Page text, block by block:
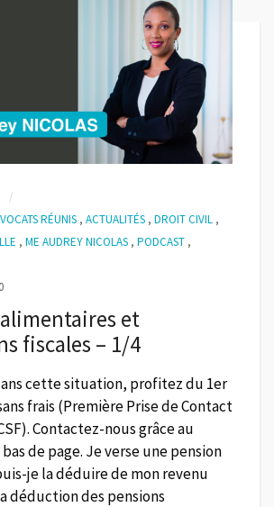
RÉUNIS , ACTUALITÉS , DROIT CIVIL ,
, ME AUDREY NICOLAS , PODCAST ,
et
fiscales – 1/4
cette situation, profitez du 1er
frais (Première Prise de Contact
Contactez-nous grâce au
de page. Je verse une pension
je la déduire de mon revenu
déduction des pensions